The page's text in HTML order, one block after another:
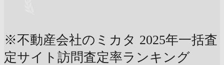
※不動産会社のミカタ 2025年一括査
定サイト訪問査定率ランキング